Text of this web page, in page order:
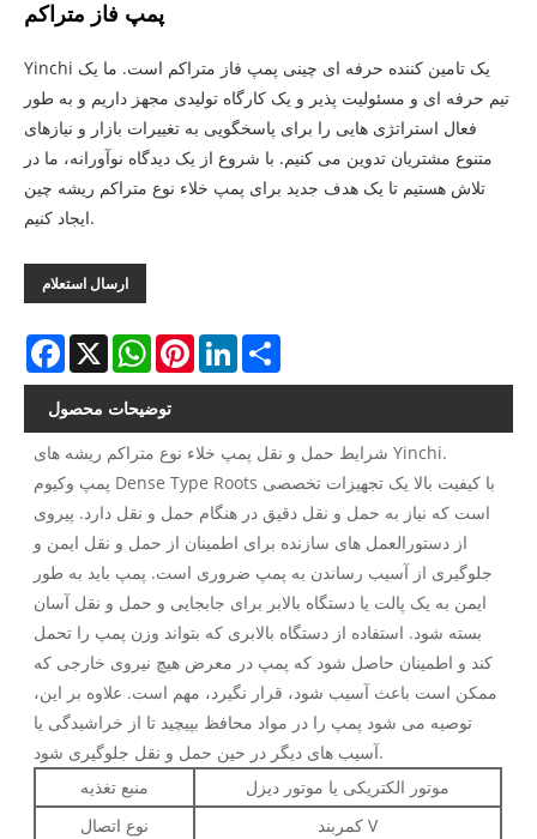
پمپ فاز متراکم
Yinchi یک تامین کننده حرفه ای چینی پمپ فاز متراکم است. ما یک
تیم حرفه ای و مسئولیت پذیر و یک کارگاه تولیدی مجهز داریم و به طور
فعال استراتژی هایی را برای پاسخگویی به تغییرات بازار و نیازهای
متنوع مشتریان تدوین می کنیم. با شروع از یک دیدگاه نوآورانه، ما در
تلاش هستیم تا یک هدف جدید برای پمپ خلاء نوع متراکم ریشه چین
ایجاد کنیم.
ارسال استعلام
Facebook
X WhatsAppPinterestLinkedIn
توضیحات محصول
شرایط حمل و نقل پمپ خلاء نوع متراکم ریشه های Yinchi.
پمپ وکیوم Dense Type Roots با کیفیت بالا یک تجهیزات تخصصی
است که نیاز به حمل و نقل دقیق در هنگام حمل و نقل دارد. پیروی
از دستورالعمل های سازنده برای اطمینان از حمل و نقل ایمن و
جلوگیری از آسیب رساندن به پمپ ضروری است. پمپ باید به طور
ایمن به یک پالت یا دستگاه بالابر برای جابجایی و حمل و نقل آسان
بسته شود. استفاده از دستگاه بالابری که بتواند وزن پمپ را تحمل
کند و اطمینان حاصل شود که پمپ در معرض هیچ نیروی خارجی که
ممکن است باعث آسیب شود، قرار نگیرد، مهم است. علاوه بر این،
توصیه می شود پمپ را در مواد محافظ بپیچید تا از خراشیدگی یا
آسیب های دیگر در حین حمل و نقل جلوگیری شود.
منبع تغذیه
موتور الکتریکی یا موتور دیزل
نوع اتصال
کمربند V